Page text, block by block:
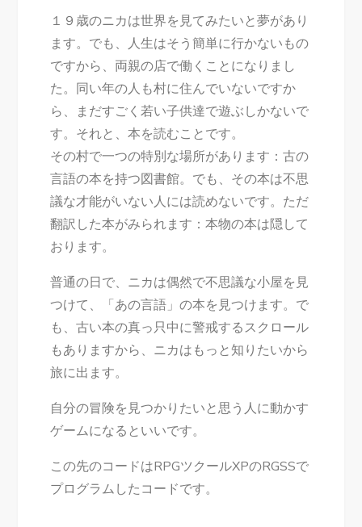
１９歳のニカは世界を見てみたいと夢があり
ます。でも、人生はそう簡単に行かないもの
ですから、両親の店で働くことになりまし
た。同い年の人も村に住んでいないですか
ら、まだすごく若い子供達で遊ぶしかないで
す。それと、本を読むことです。
その村で一つの特別な場所があります：古の
言語の本を持つ図書館。でも、その本は不思
議な才能がいない人には読めないです。ただ
翻訳した本がみられます：本物の本は隠して
おります。
普通の日で、ニカは偶然で不思議な小屋を見
つけて、「あの言語」の本を見つけます。で
も、古い本の真っ只中に警戒するスクロール
もありますから、ニカはもっと知りたいから
旅に出ます。
自分の冒険を見つかりたいと思う人に動かす
ゲームになるといいです。
この先のコードはRPGツクールXPのRGSSで
プログラムしたコードです。